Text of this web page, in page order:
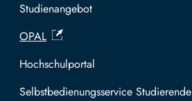
Studienangebot
OPAL
Hochschulportal
Selbstbedienungsservice Studierende